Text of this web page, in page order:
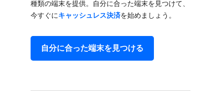
種類の​端末を​提供。​自分に​合った​端末を​見つけて、​
今すぐに​キャッシュレス決済を​始めましょう。
自分に​合った​端末を​見つける